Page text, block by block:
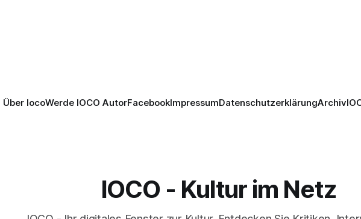
Über IocoWerde IOCO AutorFacebookImpressumDatenschutzerklärungArchiv
IOCO - Kultur im Netz